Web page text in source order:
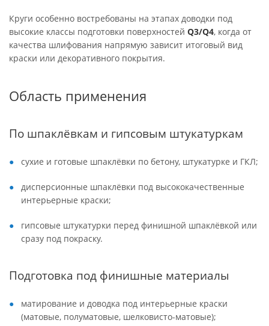
Круги особенно востребованы на этапах доводки под
высокие классы подготовки поверхностей Q3/Q4, когда от
качества шлифования напрямую зависит итоговый вид
краски или декоративного покрытия.
Область применения
По шпаклёвкам и гипсовым штукатуркам
сухие и готовые шпаклёвки по бетону, штукатурке и ГКЛ;
дисперсионные шпаклёвки под высококачественные
интерьерные краски;
гипсовые штукатурки перед финишной шпаклёвкой или
сразу под покраску.
Подготовка под финишные материалы
матирование и доводка под интерьерные краски
(матовые, полуматовые, шелковисто-матовые);